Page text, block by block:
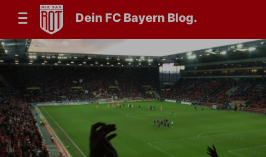
Dein FC Bayern Blog.